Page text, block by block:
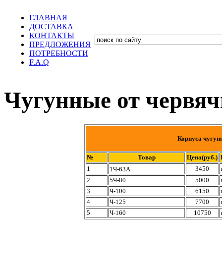
ГЛАВНАЯ
ДОСТАВКА
КОНТАКТЫ
ПРЕДЛОЖЕНИЯ
ПОТРЕБНОСТИ
F.A.Q
Чугунные от
Корпуса
№ Товар Цена(руб.)
1
1Ч-63А 3450
2
5Ч-80 5000
3
Ч-100 6150
4
Ч-125 7700
5
Ч-160 10750